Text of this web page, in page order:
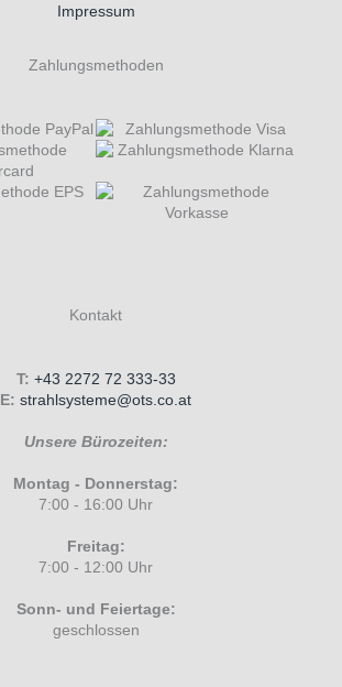
Impressum
Zahlungsmethoden
Kontakt
T: +43 2272 72 333-33
E: strahlsysteme@ots.co.at
Unsere Bürozeiten:
Montag - Donnerstag:
7:00 - 16:00 Uhr
Freitag:
7:00 - 12:00 Uhr
Sonn- und Feiertage:
geschlossen